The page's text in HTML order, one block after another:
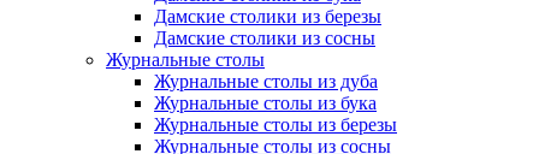
Дамские столики из березы
Дамские столики из сосны
Журнальные столы
Журнальные столы из дуба
Журнальные столы из бука
Журнальные столы из березы
Журнальные столы из сосны